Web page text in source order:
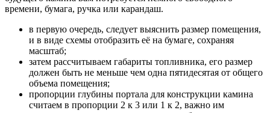
времени, бумага, ручка или карандаш.
в первую очередь, следует выяснить размер помещения,
и в виде схемы отобразить её на бумаге, сохраняя
масштаб;
затем рассчитываем габариты топливника, его размер
должен быть не меньше чем одна пятидесятая от общего
объема помещения;
пропорции глубины портала для конструкции камина
считаем в пропорции 2 к 3 или 1 к 2, важно им